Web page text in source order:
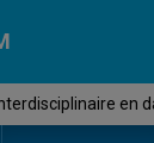
en